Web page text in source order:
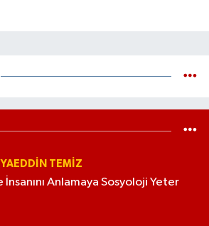
TEMIZ
İnsanını Anlamaya Sosyoloji Yeter